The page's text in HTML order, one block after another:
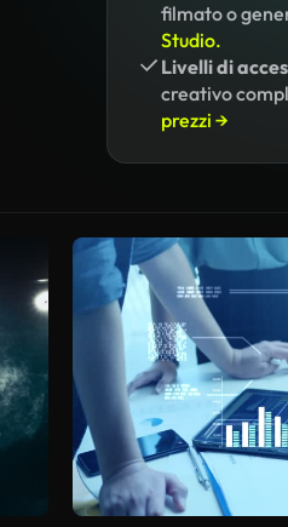
filmato o
Studio.
Livelli di
creativo
prezzi →